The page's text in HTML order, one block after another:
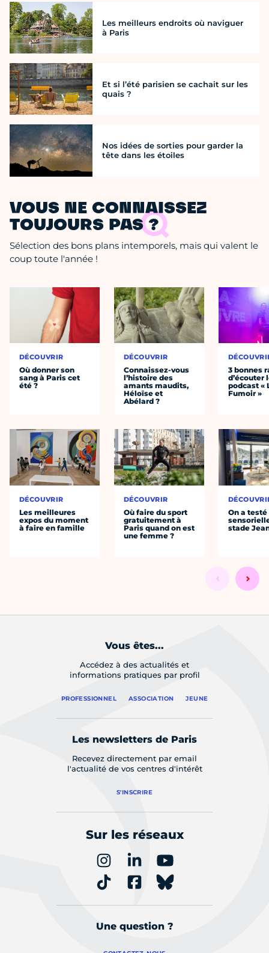
Les meilleurs endroits où naviguer
à Paris
Et si l’été parisien se cachait sur les
quais ?
Nos idées de sorties pour garder la
tête dans les étoiles
VOUS NE CONNAISSEZ
TOUJOURS PAS ?
Sélection des bons plans intemporels, mais qui valent le
coup toute l'année !
DÉCOUVRIR
Où donner son
sang à Paris cet
été ?
DÉCOUVRIR
Les meilleures
expos du moment
à faire en famille
DÉCOUVRIR
Connaissez-vous
l’histoire des
amants maudits,
Héloïse et
Abélard ?
DÉCOUVRIR
Où faire du sport
gratuitement à
Paris quand on est
une femme ?
3 bonnes
d’écouter
podcast «
Fumoir »
On a
stade
Vous êtes...
Accédez à des actualités et
informations pratiques par profil
PROFESSIONNEL ASSOCIATION JEUNE
Les newsletters de Paris
Recevez directement par email
l'actualité de vos centres d'intérêt
S'INSCRIRE
Sur les réseaux
Une question ?